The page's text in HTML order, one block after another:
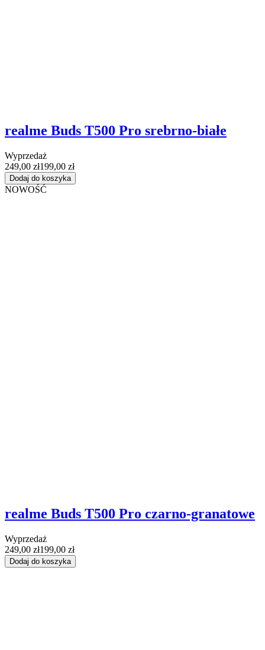
realme Buds T500 Pro srebrno-białe
Wyprzedaż
249,00 zł199,00 zł
Dodaj do koszyka
NOWOŚĆ
realme Buds T500 Pro czarno-granatowe
Wyprzedaż
249,00 zł199,00 zł
Dodaj do koszyka